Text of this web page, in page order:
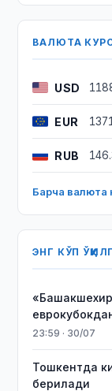
ВАЛЮТА
USD
EUR
RUB
Барча валюта
ЭНГ КЎП
23:59 · 30/07
Тошкентда
берилади